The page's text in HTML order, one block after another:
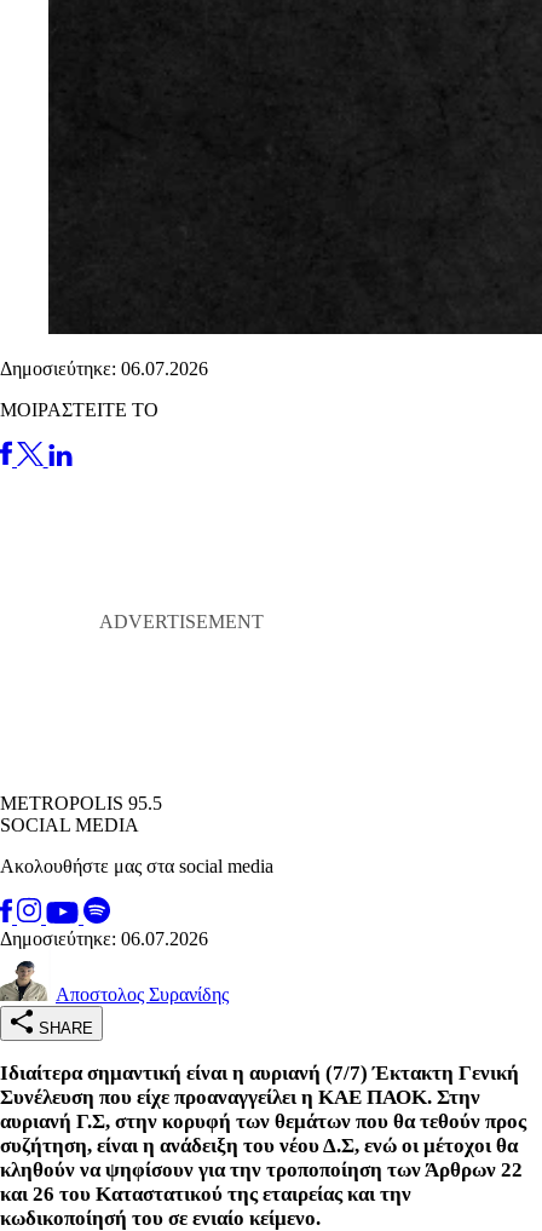
Δημοσιεύτηκε: 06.07.2026
ΜΟΙΡΑΣΤΕΙΤΕ ΤΟ
METROPOLIS 95.5
SOCIAL MEDIA
Ακολουθήστε μας στα social media
Δημοσιεύτηκε: 06.07.2026
Αποστολος Συρανίδης
SHARE
Ιδιαίτερα σημαντική είναι η αυριανή (7/7) Έκτακτη Γενική
Συνέλευση που είχε προαναγγείλει η ΚΑΕ ΠΑΟΚ. Στην
αυριανή Γ.Σ, στην κορυφή των θεμάτων που θα τεθούν προς
συζήτηση, είναι η ανάδειξη του νέου Δ.Σ, ενώ οι μέτοχοι θα
κληθούν να ψηφίσουν για την τροποποίηση των Άρθρων 22
και 26 του Καταστατικού της εταιρείας και την
κωδικοποίησή του σε ενιαίο κείμενο.